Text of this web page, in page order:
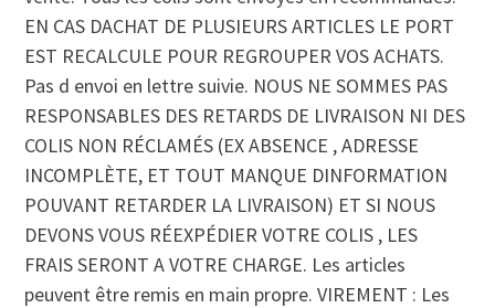
EN CAS DACHAT DE PLUSIEURS ARTICLES LE PORT
EST RECALCULE POUR REGROUPER VOS ACHATS.
Pas d envoi en lettre suivie. NOUS NE SOMMES PAS
RESPONSABLES DES RETARDS DE LIVRAISON NI DES
COLIS NON RÉCLAMÉS (EX ABSENCE , ADRESSE
INCOMPLÈTE, ET TOUT MANQUE DINFORMATION
POUVANT RETARDER LA LIVRAISON) ET SI NOUS
DEVONS VOUS RÉEXPÉDIER VOTRE COLIS , LES
FRAIS SERONT A VOTRE CHARGE. Les articles
peuvent être remis en main propre. VIREMENT : Les